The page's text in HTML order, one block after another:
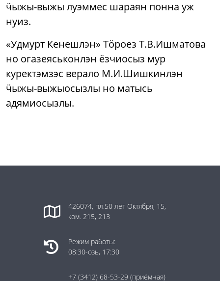
ӵыжы-выжы луэммес шараян понна уж
нуиз.
«Удмурт Кенешлэн» Тӧроез Т.В.Ишматова
но огазеяськонлэн ёзчиосыз мур
куректэмзэс верало М.И.Шишкинлэн
ӵыжы-выжыосызлы но матысь
адямиосызлы.
426074, пл.50 лет Октября, 15,
ком. 215, 213
Режим работы:
08:30-озь, 17:30
+7 (3412) 68-53-29(приёмная)